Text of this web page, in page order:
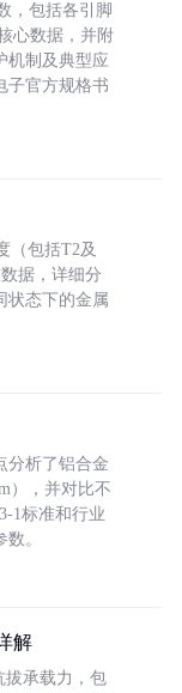
，包括各引脚
心数据，并附
机制及典型应
子官方规格书
（包括T2及
据，详细分
状态下的金属
分析了铝合金
），并对比不
1标准和行业
。
解
拔承载力，包